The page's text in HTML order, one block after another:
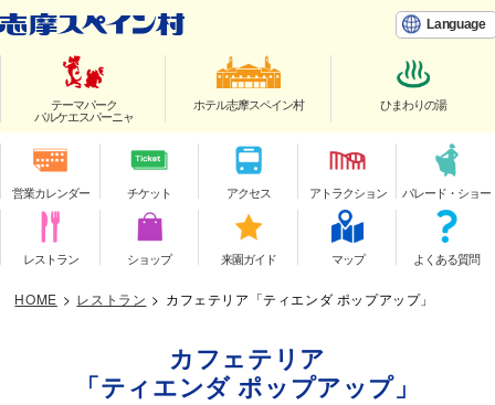
Language
テーマパーク
パルケエスパーニャ
ホテル志摩スペイン村 ひまわりの湯
営業カレンダー チケット アクセス アトラクション パレード・ショー
レストラン ショップ 来園ガイド マップ よくある質問
HOME > レストラン > カフェテリア「ティエンダ ポップアップ」
カフェテリア
「ティエンダ ポップアップ」